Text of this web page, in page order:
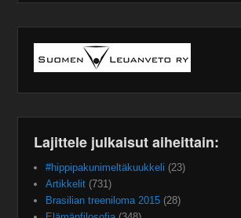
Lajittele julkaisut aiheittain:
#hippipakunimeltäkuukkeli (23)
Artikkelit (731)
Brasilian treeniloma 2015 (28)